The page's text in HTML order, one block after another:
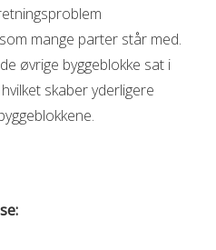
mange parter står med.
øvrige byggeblokke sat i
skaber yderligere